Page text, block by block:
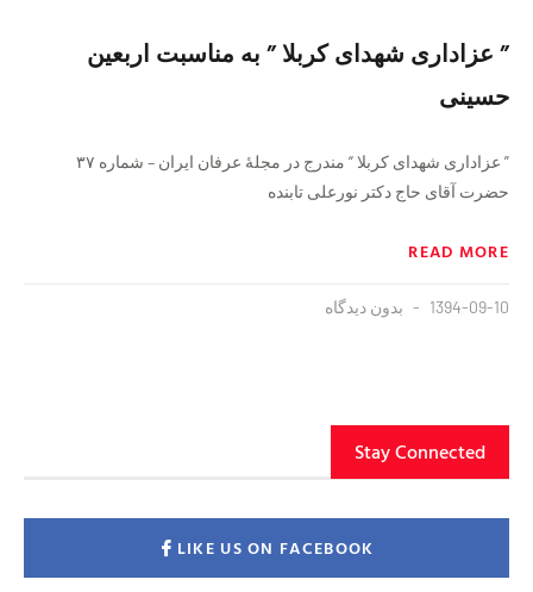
” عزاداری شهدای کربلا ” به مناسبت اربعین
حسینی
” عزادارى شهداى کربلا “ مندرج در مجلهٔ عرفان ایران – شماره ۳۷
حضرت آقای حاج دکتر نورعلى تابنده
READ MORE
1394-09-10 بدون دیدگاه
Stay Connected
LIKE US ON FACEBOOK